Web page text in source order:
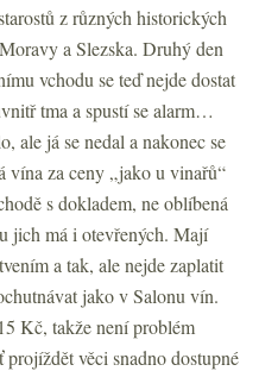
z různých historických
a Slezska. Druhý den
vchodu se teď nejde dostat
tma a spustí se alarm…
ale já se nedal a nakonec se
vína za ceny „jako u vinařů“
s dokladem, ne oblíbená
jich má i otevřených. Mají
a tak, ale nejde zaplatit
jako v Salonu vín.
Kč, takže není problém
věci snadno dostupné